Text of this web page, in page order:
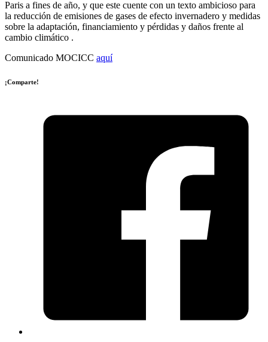
Paris a fines de año, y que este cuente con un texto ambicioso para
la reducción de emisiones de gases de efecto invernadero y medidas
sobre la adaptación, financiamiento y pérdidas y daños frente al
cambio climático .
Comunicado MOCICC aquí
¡Comparte!